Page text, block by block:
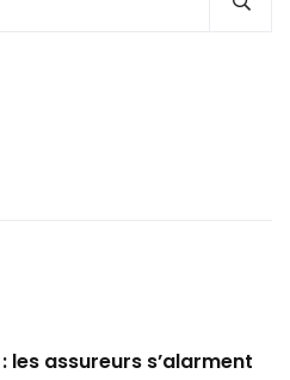
les assureurs s’alarment